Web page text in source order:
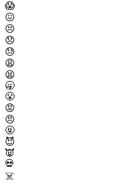
😱
😖
😣
😞
😓
😩
😫
🥱
😤
😡
😠
🤬
😈
👿
💀
☠️